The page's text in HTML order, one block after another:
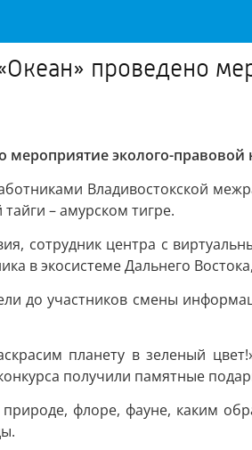
проведено
эколого-
Владивостокской
– амурском тигре.
сотрудник центра с
в экосистеме Дальнего
до участников смены
планету в зеленый
получили памятные
флоре, фауне, каким